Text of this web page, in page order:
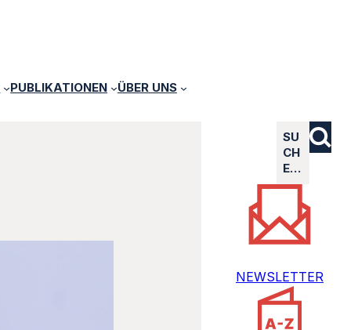
PUBLIKATIONEN ÜBER UNS
SU
CH
E…
NEWSLETTER